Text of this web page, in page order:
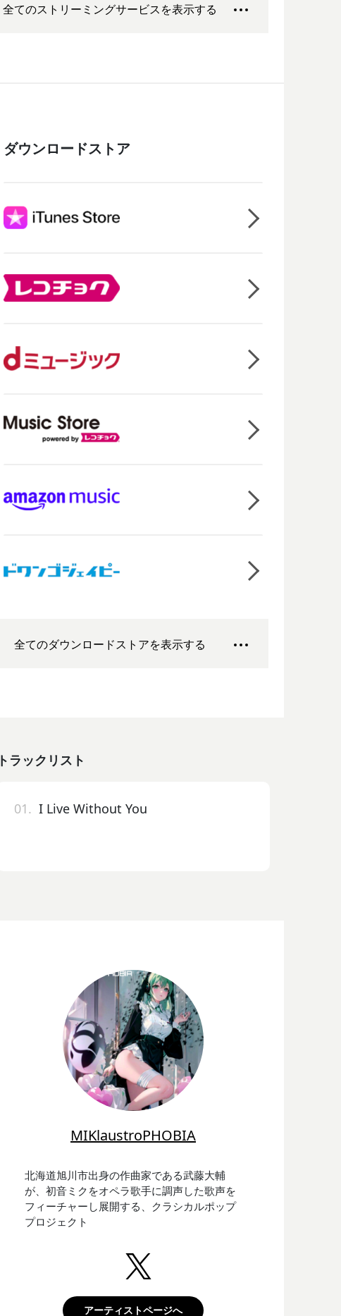
全てのストリーミングサービスを表示する
ダウンロードストア
全てのダウンロードストアを表示する
トラックリスト
01. I Live Without You
MIKlaustroPHOBIA
北海道旭川市出身の作曲家である武藤大輔
が、初音ミクをオペラ歌手に調声した歌声を
フィーチャーし展開する、クラシカルポップ
プロジェクト
アーティストページへ